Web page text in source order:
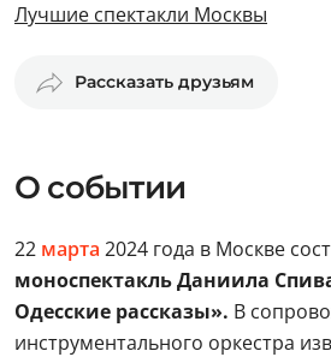
Лучшие спектакли Москвы
Рассказать друзьям
О событии
22 марта 2024 года в Москве
моноспектакль Даниила
Одесские рассказы». В
инструментального оркестра